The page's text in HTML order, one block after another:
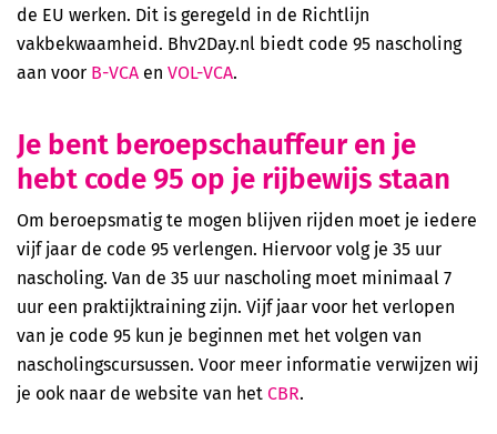
de EU werken. Dit is geregeld in de Richtlijn
vakbekwaamheid. Bhv2Day.nl biedt code 95 nascholing
aan voor B-VCA en VOL-VCA.
Je bent beroepschauffeur en je
hebt code 95 op je rijbewijs staan
Om beroepsmatig te mogen blijven rijden moet je iedere
vijf jaar de code 95 verlengen. Hiervoor volg je 35 uur
nascholing. Van de 35 uur nascholing moet minimaal 7
uur een praktijktraining zijn. Vijf jaar voor het verlopen
van je code 95 kun je beginnen met het volgen van
nascholingscursussen. Voor meer informatie verwijzen wij
je ook naar de website van hetCBR.
Herhalingscursus Heftruck
Code 95
Veilig werken langs de weg (basis)
Veilig werken langs de weg (herhaling)
Veilig werken met een hoogwerker (basis)